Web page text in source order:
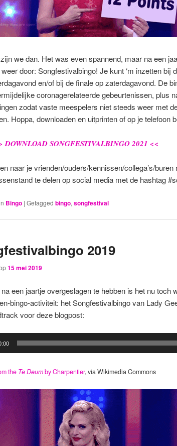
we dan. Het was even spannend, maar na een
door: Songfestivalbingo! Je kunt ‘m inzetten bij
en/of bij de finale op zaterdagavond. De
coronagerelateerde gebeurtenissen, plus
zodat vaste meespelers niet steeds weer met
Hoppa, downloaden en uitprinten of op je telefoon
DOWNLOAD SONGFESTIVALBINGO 2021 <<
naar je vrienden/ouders/kennissen/collega’s/
te delen op social media met de hashtag
Bingo | Getagged bingo, songfestival
2019
15 mei 2019
een jaartje overgeslagen te hebben is het nu toch
bingo-activiteit: het Songfestivalbingo van Lady
voor deze blogpost:
the Te Deumby Charpentier, via Wikimedia Commons